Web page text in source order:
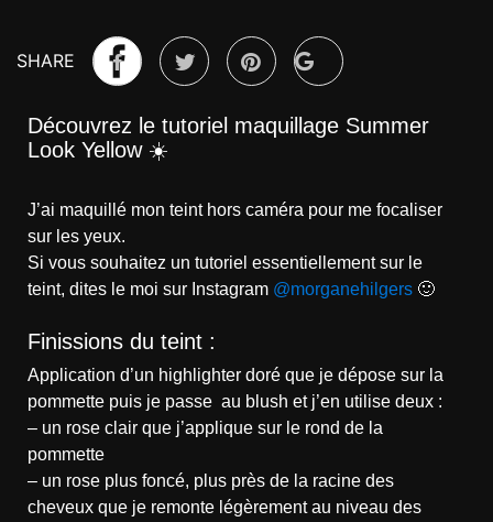
SHARE
Découvrez le tutoriel maquillage Summer
Look Yellow ☀️
J’ai maquillé mon teint hors caméra pour me focaliser
sur les yeux.
Si vous souhaitez un tutoriel essentiellement sur le
teint, dites le moi sur Instagram @morganehilgers 🙂
Finissions du teint :
Application d’un highlighter doré que je dépose sur la
pommette puis je passe au blush et j’en utilise deux :
– un rose clair que j’applique sur le rond de la
pommette
– un rose plus foncé, plus près de la racine des
cheveux que je remonte légèrement au niveau des